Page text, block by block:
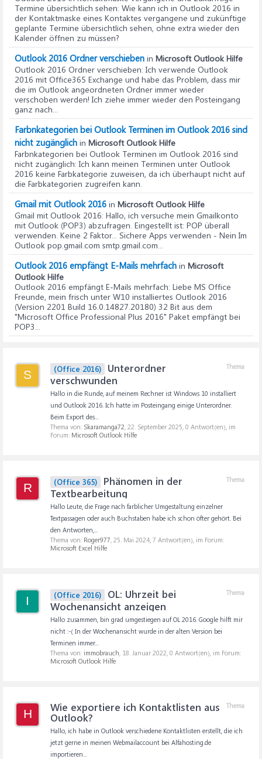
Termine übersichtlich sehen: Wie kann ich in Outlook 2016 in
der Kontaktmaske eines Kontaktes vergangene und zukünftige
geplante Termine übersichtlich sehen, ohne extra wieder den
Kalender öffnen zu müssen?
Outlook 2016 Ordner verschieben in Microsoft Outlook Hilfe
Outlook 2016 Ordner verschieben: Ich verwende Outlook
2016 mit Office365 Exchange und habe das Problem, dass mir
die im Outlook angeordneten Ordner immer wieder
verschoben werden! Ich ziehe immer wieder den Posteingang
ganz nach...
Farbnkategorien bei Outlook Terminen im Outlook 2016 sind
nicht zugänglich in Microsoft Outlook Hilfe
Farbnkategorien bei Outlook Terminen im Outlook 2016 sind
nicht zugänglich: Ich kann meinen Terminen unter Outlook
2016 keine Farbkategorie zuweisen, da ich überhaupt nicht auf
die Farbkategorien zugreifen kann.
Gmail mit Outlook 2016 in Microsoft Outlook Hilfe
Gmail mit Outlook 2016: Hallo, ich versuche mein Gmailkonto
mit Outlook (POP3) abzufragen. Eingestellt ist: POP überall
verwenden. Keine 2 Faktor... Sichere Apps verwenden - Nein Im
Outlook pop.gmail.com smtp.gmail.com...
Outlook 2016 empfängt E-Mails mehrfach in Microsoft
Outlook Hilfe
Outlook 2016 empfängt E-Mails mehrfach: Liebe MS Office
Freunde, mein frisch unter W10 installiertes Outlook 2016
(Version 2201 Build 16.0.14827.20180) 32 Bit aus dem
"Microsoft Office Professional Plus 2016" Paket empfängt bei
POP3...
S
Thema
(Office 2016)
Unterordner
verschwunden
Hallo in die Runde, auf meinem Rechner ist Windows 10 installiert
und Outlook 2016. Ich hatte im Posteingang einige Unterordner.
Beim Export des...
Thema von: Skaramanga72, 22. September 2025, 0 Antwort(en), im
Forum: Microsoft Outlook Hilfe
R
Thema
(Office 365)
Phänomen in der
Textbearbeitung
Hallo Leute, die Frage nach farblicher Umgestaltung einzelner
Textpassagen oder auch Buchstaben habe ich schon öfter gehört. Bei
den Antworten,...
Thema von: Roger977, 25. Mai 2024, 7 Antwort(en), im Forum:
Microsoft Excel Hilfe
I
Thema
(Office 2016)
OL: Uhrzeit bei
Wochenansicht anzeigen
Hallo zusammen, bin grad umgestiegen auf OL 2016. Google hilft mir
nicht :-( In der Wochenansicht wurde in der alten Version bei
Terminen immer...
Thema von: immobrauch, 18. Januar 2022, 0 Antwort(en), im Forum:
Microsoft Outlook Hilfe
H
Thema
Wie exportiere ich Kontaktlisten aus
Outlook?
Hallo, ich habe in Outlook verschiedene Kontaktlisten erstellt, die ich
jetzt gerne in meinen Webmailaccount bei Alfahosting.de
importieren...